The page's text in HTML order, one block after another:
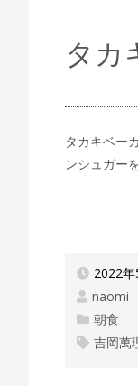
タカ
タカキベー
ンシュガー
2022
naomi
朝食
吉岡萬